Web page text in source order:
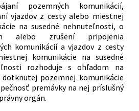
pozemných komunikácií,
vjazdov z cesty alebo miestnej
na susedné nehnuteľnosti, o
alebo zrušení pripojenia
komunikácií a vjazdov z cesty
komunikácie na susedné
rozhoduje s ohľadom na
dotknutej pozemnej komunikácie
premávky na nej príslušný
orgán.